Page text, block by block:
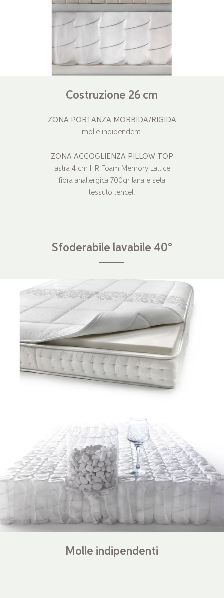
Costruzione 26 cm
ZONA PORTANZA MORBIDA/RIGIDA
molle indipendenti
ZONA ACCOGLIENZA PILLOW TOP
lastra 4 cm HR Foam Memory Lattice
fibra anallergica 700gr lana e seta
tessuto tencell
Sfoderabile lavabile 40°
Molle indipendenti